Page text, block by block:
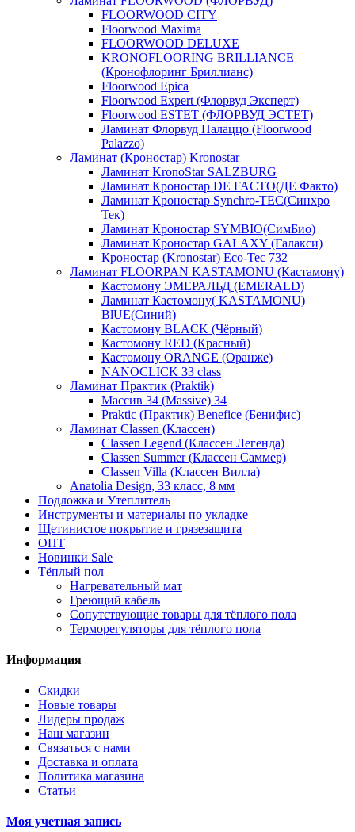
FLOORWOOD CITY
Floorwood Maxima
FLOORWOOD DELUXE
KRONOFLOORING BRILLIANCE
(Кронофлоринг Бриллианс)
Floorwood Epica
Floorwood Expert (Флорвуд Эксперт)
Floorwood ESTET (ФЛОРВУД ЭСТЕТ)
Ламинат Флорвуд Палаццо (Floorwood
Palazzo)
Ламинат (Кроностар) Kronostar
Ламинат KronoStar SALZBURG
Ламинат Кроностар DE FACTO(ДЕ Факто)
Ламинат Кроностар Synchro-TEC(Синхро
Тек)
Ламинат Кроностар SYMBIO(СимБио)
Ламинат Кроностар GALAXY (Галакси)
Кроностар (Kronostar) Eco-Tec 732
Ламинат FLOORPAN KASTAMONU (Кастамону)
Кастомону ЭМЕРАЛЬД (EMERALD)
Ламинат Кастомону( KASTAMONU)
BlUE(Синий)
Кастомону BLACK (Чёрный)
Кастомону RED (Красный)
Кастомону ORANGE (Оранже)
NANOCLICK 33 class
Ламинат Практик (Praktik)
Массив 34 (Massive) 34
Praktic (Практик) Benefice (Бенифис)
Ламинат Classen (Классен)
Classen Legend (Классен Легенда)
Classen Summer (Классен Саммер)
Classen Villa (Классен Вилла)
Anatolia Design, 33 класс, 8 мм
Подложка и Утеплитель
Инструменты и материалы по укладке
Щетинистое покрытие и грязезащита
ОПТ
Новинки Sale
Тёплый пол
Нагревательный мат
Греющий кабель
Сопутствующие товары для тёплого пола
Терморегуляторы для тёплого пола
Информация
Скидки
Новые товары
Лидеры продаж
Наш магазин
Связаться с нами
Доставка и оплата
Политика магазина
Статьи
Моя учетная запись